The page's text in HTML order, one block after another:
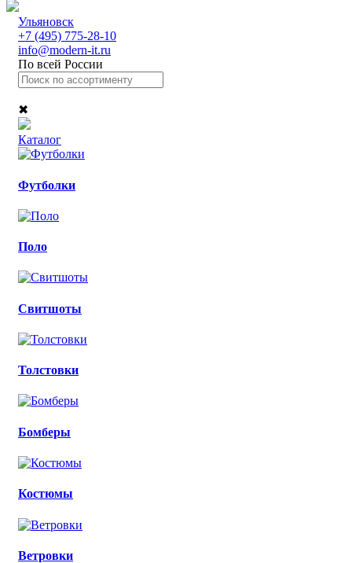
Ульяновск
+7 (495) 775-28-10
info@modern-it.ru
По всей России
✖
Каталог
Футболки
Поло
Свитшоты
Толстовки
Бомберы
Костюмы
Ветровки